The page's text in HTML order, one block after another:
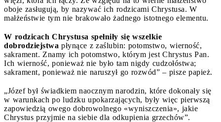
oboje zasługują, by nazywać ich rodzicami Chrystusa. W
małżeństwie tym nie brakowało żadnego istotnego elementu.
W rodzicach Chrystusa spełniły się wszelkie
dobrodziejstwa płynące z zaślubin: potomstwo, wierność,
sakrament. Znamy ich potomstwo, którym jest Chrystus Pan.
Ich wierność, ponieważ nie było tam nigdy cudzołóstwa;
sakrament, ponieważ nie naruszył go rozwód” – pisze papież.
„Józef był świadkiem naocznym narodzin, które dokonały się
w warunkach po ludzku upokarzających, były więc pierwszą
zapowiedzią owego dobrowolnego «wyniszczenia», jakie
Chrystus przyjmie na siebie dla odkupienia grzechów”.